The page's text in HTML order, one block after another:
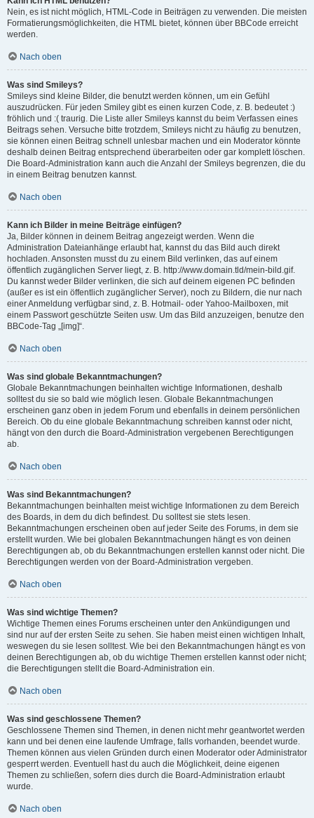
Nein, es ist nicht möglich, HTML-Code in Beiträgen zu verwenden. Die meisten
Formatierungsmöglichkeiten, die HTML bietet, können über BBCode erreicht
werden.
Nach oben
Was sind Smileys?
Smileys sind kleine Bilder, die benutzt werden können, um ein Gefühl
auszudrücken. Für jeden Smiley gibt es einen kurzen Code, z. B. bedeutet :)
fröhlich und :( traurig. Die Liste aller Smileys kannst du beim Verfassen eines
Beitrags sehen. Versuche bitte trotzdem, Smileys nicht zu häufig zu benutzen,
sie können einen Beitrag schnell unlesbar machen und ein Moderator könnte
deshalb deinen Beitrag entsprechend überarbeiten oder gar komplett löschen.
Die Board-Administration kann auch die Anzahl der Smileys begrenzen, die du
in einem Beitrag benutzen kannst.
Nach oben
Kann ich Bilder in meine Beiträge einfügen?
Ja, Bilder können in deinem Beitrag angezeigt werden. Wenn die
Administration Dateianhänge erlaubt hat, kannst du das Bild auch direkt
hochladen. Ansonsten musst du zu einem Bild verlinken, das auf einem
öffentlich zugänglichen Server liegt, z. B. http://www.domain.tld/mein-bild.gif.
Du kannst weder Bilder verlinken, die sich auf deinem eigenen PC befinden
(außer es ist ein öffentlich zugänglicher Server), noch zu Bildern, die nur nach
einer Anmeldung verfügbar sind, z. B. Hotmail- oder Yahoo-Mailboxen, mit
einem Passwort geschützte Seiten usw. Um das Bild anzuzeigen, benutze den
BBCode-Tag „[img]“.
Nach oben
Was sind globale Bekanntmachungen?
Globale Bekanntmachungen beinhalten wichtige Informationen, deshalb
solltest du sie so bald wie möglich lesen. Globale Bekanntmachungen
erscheinen ganz oben in jedem Forum und ebenfalls in deinem persönlichen
Bereich. Ob du eine globale Bekanntmachung schreiben kannst oder nicht,
hängt von den durch die Board-Administration vergebenen Berechtigungen
ab.
Nach oben
Was sind Bekanntmachungen?
Bekanntmachungen beinhalten meist wichtige Informationen zu dem Bereich
des Boards, in dem du dich befindest. Du solltest sie stets lesen.
Bekanntmachungen erscheinen oben auf jeder Seite des Forums, in dem sie
erstellt wurden. Wie bei globalen Bekanntmachungen hängt es von deinen
Berechtigungen ab, ob du Bekanntmachungen erstellen kannst oder nicht. Die
Berechtigungen werden von der Board-Administration vergeben.
Nach oben
Was sind wichtige Themen?
Wichtige Themen eines Forums erscheinen unter den Ankündigungen und
sind nur auf der ersten Seite zu sehen. Sie haben meist einen wichtigen Inhalt,
weswegen du sie lesen solltest. Wie bei den Bekanntmachungen hängt es von
deinen Berechtigungen ab, ob du wichtige Themen erstellen kannst oder nicht;
die Berechtigungen stellt die Board-Administration ein.
Nach oben
Was sind geschlossene Themen?
Geschlossene Themen sind Themen, in denen nicht mehr geantwortet werden
kann und bei denen eine laufende Umfrage, falls vorhanden, beendet wurde.
Themen können aus vielen Gründen durch einen Moderator oder Administrator
gesperrt werden. Eventuell hast du auch die Möglichkeit, deine eigenen
Themen zu schließen, sofern dies durch die Board-Administration erlaubt
wurde.
Nach oben